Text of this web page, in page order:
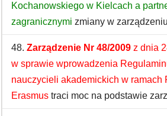
Kochanowskiego w Kielcach a
zagranicznymi zmiany w
48. Zarządzenie Nr 48/2009 z dnia
w sprawie wprowadzenia
nauczycieli akademickich w ramach
Erasmus traci moc na podstawie